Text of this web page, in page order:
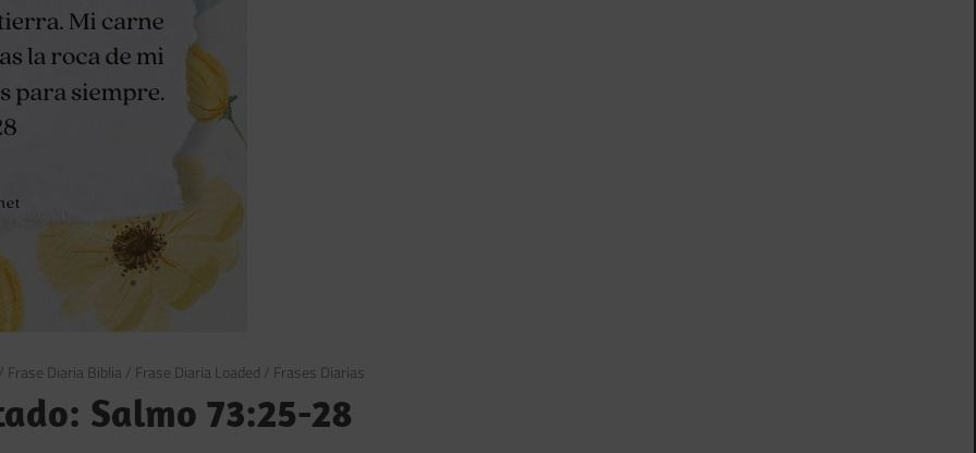
/ Frase Diaria Biblia / Frase Diaria Loaded / Frases Diarias
Salmo 73:25-28